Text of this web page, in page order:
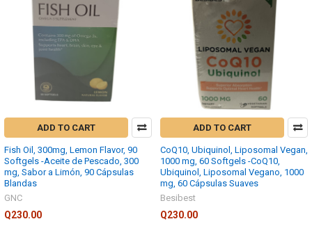
ADD TO CART
Fish Oil, 300mg, Lemon Flavor, 90
Softgels -Aceite de Pescado, 300
mg, Sabor a Limón, 90 Cápsulas
Blandas
GNC
Q230.00
ADD TO CART
CoQ10, Ubiquinol, Liposomal Vegan,
1000 mg, 60 Softgels -CoQ10,
Ubiquinol, Liposomal Vegano, 1000
mg, 60 Cápsulas Suaves
Besibest
Q230.00